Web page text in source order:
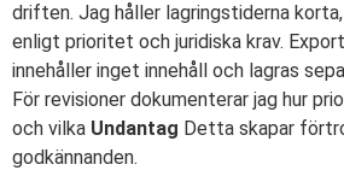
driften. Jag håller lagringstiderna
enligt prioritet och juridiska krav.
innehåller inget innehåll och lagras
För revisioner dokumenterar jag hur
och vilka Undantag Detta skapar
godkännanden.